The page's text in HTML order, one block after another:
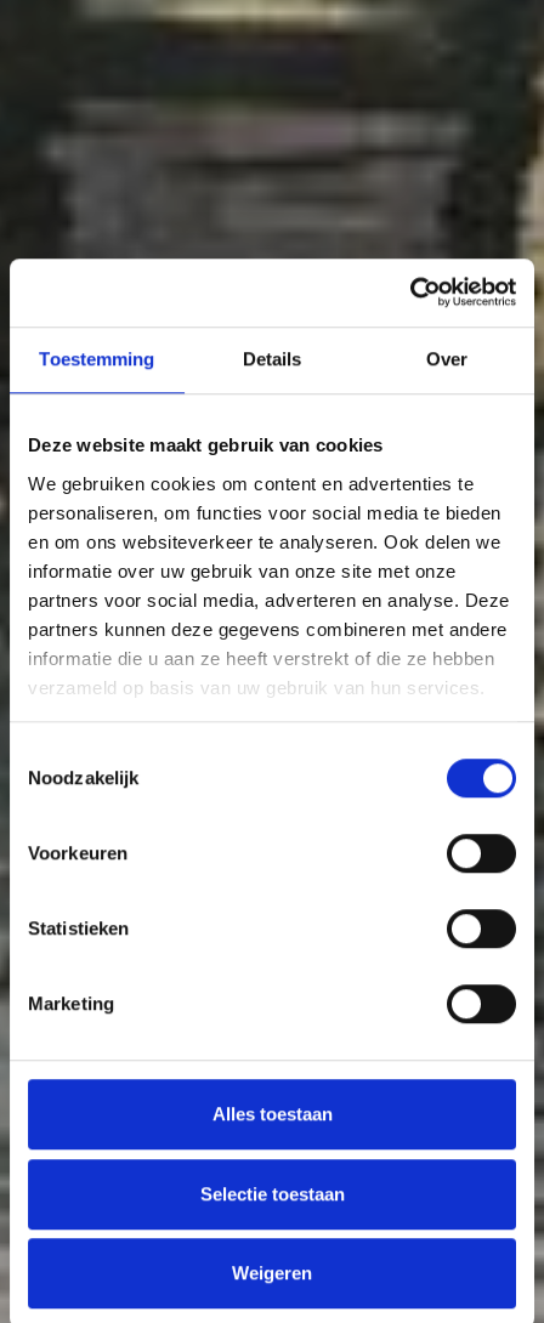
Toestemming Details Over
Deze website maakt gebruik van cookies
We gebruiken cookies om content en advertenties te
personaliseren, om functies voor social media te bieden
en om ons websiteverkeer te analyseren. Ook delen we
informatie over uw gebruik van onze site met onze
partners voor social media, adverteren en analyse. Deze
partners kunnen deze gegevens combineren met andere
informatie die u aan ze heeft verstrekt of die ze hebben
verzameld op basis van uw gebruik van hun services.
Noodzakelijk
Voorkeuren
Statistieken
Marketing
Alles toestaan
Selectie toestaan
Weigeren